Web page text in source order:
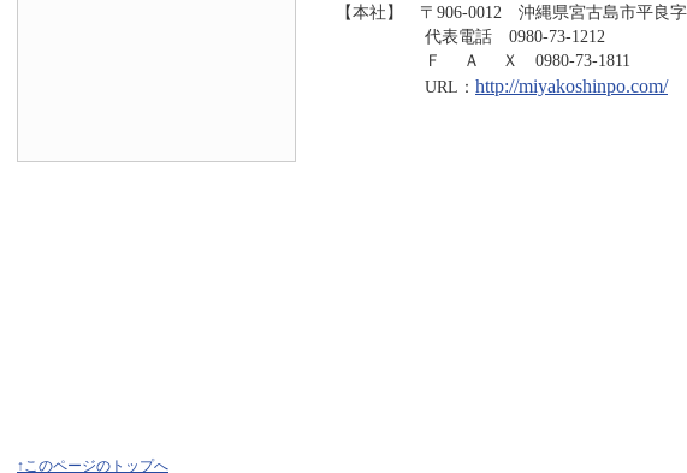
【本社】 〒906-0012 沖縄県宮古島市平良字
代表電話 0980-73-1212
Ｆ Ａ Ｘ 0980-73-1811
URL： http://miyakoshinpo.com/
↑このページのトップへ